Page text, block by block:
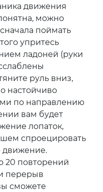
движения
можно
поймать
упритесь
ладоней (руки
руль вниз,
настойчиво
по направлению
вам будет
лопаток,
спроецировать
движение.
20 повторений
перерыв
сможете